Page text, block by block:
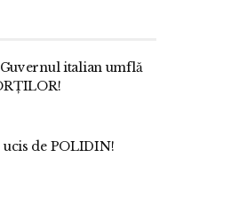
italian umflă
de POLIDIN!